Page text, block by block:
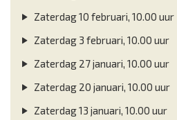
Zaterdag 10 februari, 10.00 uur
Zaterdag 3 februari, 10.00 uur
Zaterdag 27 januari, 10.00 uur
Zaterdag 20 januari, 10.00 uur
Zaterdag 13 januari, 10.00 uur